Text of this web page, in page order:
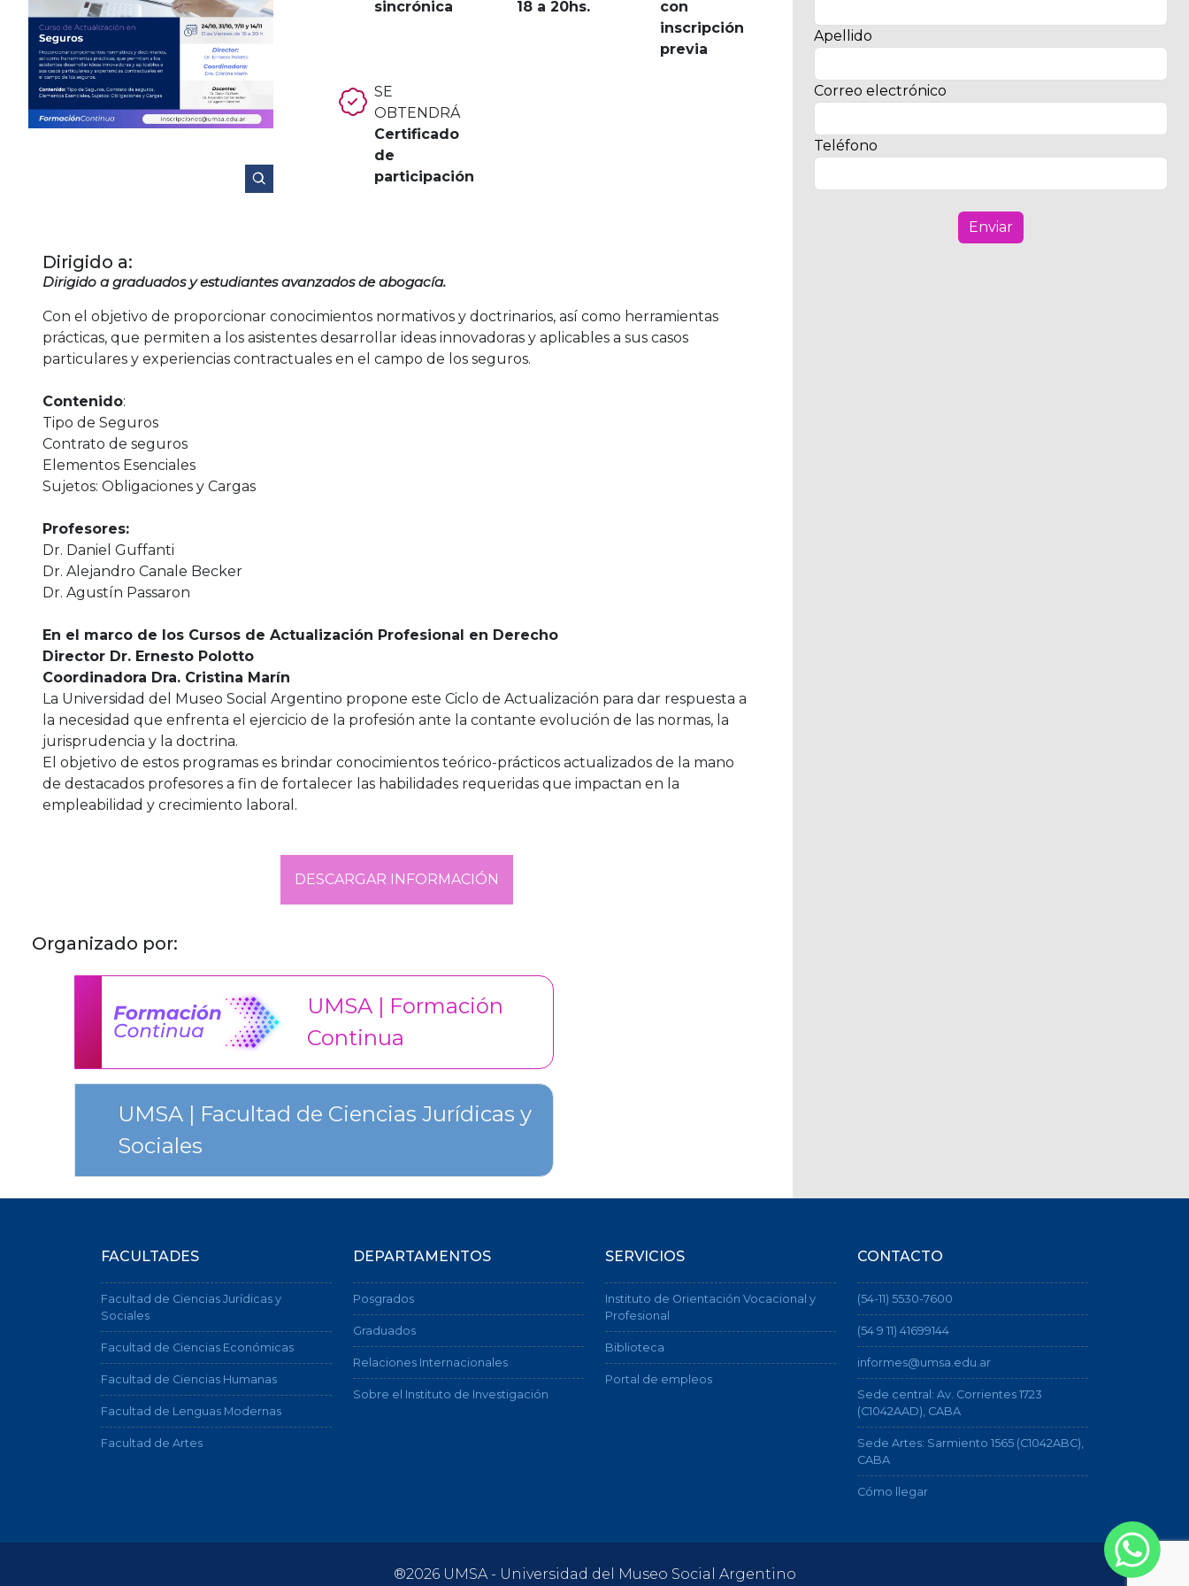
sincrónica
18 a 20hs.
con
inscripción
previa
SE
OBTENDRÁ
Certificado
de
participación
Dirigido a:
Dirigido a graduados y estudiantes avanzados de abogacía.
Con el objetivo de proporcionar conocimientos normativos y doctrinarios, así como herramientas
prácticas, que permiten a los asistentes desarrollar ideas innovadoras y aplicables a sus casos
particulares y experiencias contractuales en el campo de los seguros.
Contenido:
Tipo de Seguros
Contrato de seguros
Elementos Esenciales
Sujetos: Obligaciones y Cargas
Profesores:
Dr. Daniel Guffanti
Dr. Alejandro Canale Becker
Dr. Agustín Passaron
En el marco de los Cursos de Actualización Profesional en Derecho
Director Dr. Ernesto Polotto
Coordinadora Dra. Cristina Marín
La Universidad del Museo Social Argentino propone este Ciclo de Actualización para dar respuesta a
la necesidad que enfrenta el ejercicio de la profesión ante la contante evolución de las normas, la
jurisprudencia y la doctrina.
El objetivo de estos programas es brindar conocimientos teórico-prácticos actualizados de la mano
de destacados profesores a fin de fortalecer las habilidades requeridas que impactan en la
empleabilidad y crecimiento laboral.
DESCARGAR INFORMACIÓN
Organizado por:
UMSA | Formación
Continua
UMSA | Facultad de Ciencias Jurídicas y
Sociales
Apellido
Correo electrónico
Teléfono
Enviar
FACULTADES
Facultad de Ciencias Jurídicas y
Sociales
Facultad de Ciencias Económicas
Facultad de Ciencias Humanas
Facultad de Lenguas Modernas
Facultad de Artes
DEPARTAMENTOS
Posgrados
Graduados
Relaciones Internacionales
Sobre el Instituto de Investigación
SERVICIOS
Instituto de Orientación Vocacional y
Profesional
Biblioteca
Portal de empleos
CONTACTO
(54-11) 5530-7600
(54 9 11) 41699144
informes@umsa.edu.ar
Sede central: Av. Corrientes 1723
(C1042AAD), CABA
Sede Artes: Sarmiento 1565 (C1042ABC),
CABA
Cómo llegar
®2026 UMSA - Universidad del Museo Social Argentino